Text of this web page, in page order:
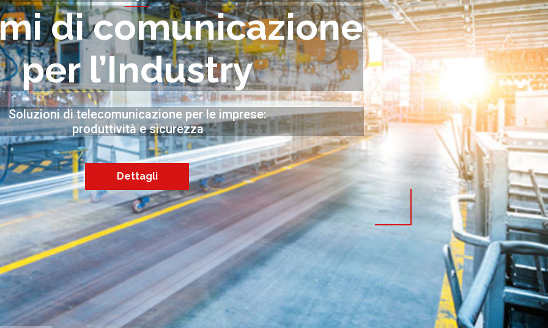
Soluzioni di telecomunicazione per le imprese:
produttività e sicurezza
di comunicazione
per l’Industry
Dettagli